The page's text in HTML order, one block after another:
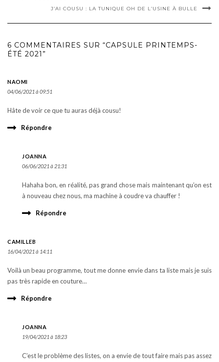
J’AI COUSU : LA TUNIQUE OH DE L’USINE À BULLE
6 COMMENTAIRES SUR “CAPSULE PRINTEMPS-
ÉTÉ 2021”
NAOMI
04/06/2021 à 09:51
Hâte de voir ce que tu auras déjà cousu!
Répondre
JOANNA
06/06/2021 à 21:31
Hahaha bon, en réalité, pas grand chose mais maintenant qu’on est
à nouveau chez nous, ma machine à coudre va chauffer !
Répondre
CAMILLEB
16/04/2021 à 14:11
Voilà un beau programme, tout me donne envie dans ta liste mais je suis
pas très rapide en couture…
Répondre
JOANNA
19/04/2021 à 18:23
C’est le problème des listes, on a envie de tout faire mais pas assez